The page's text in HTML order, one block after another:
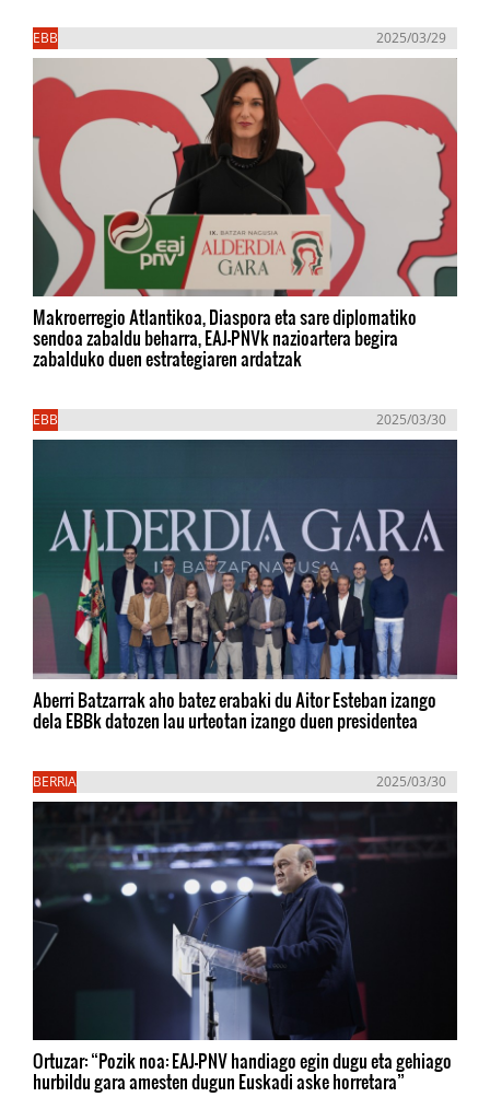
EBB 2025/03/29
Makroerregio Atlantikoa, Diaspora eta sare diplomatiko
sendoa zabaldu beharra, EAJ-PNVk nazioartera begira
zabalduko duen estrategiaren ardatzak
EBB 2025/03/30
Aberri Batzarrak aho batez erabaki du Aitor Esteban izango
dela EBBk datozen lau urteotan izango duen presidentea
BERRIA 2025/03/30
Ortuzar: “Pozik noa: EAJ-PNV handiago egin dugu eta gehiago
hurbildu gara amesten dugun Euskadi aske horretara”